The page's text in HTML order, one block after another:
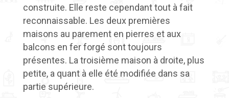
construite. Elle reste cependant tout à fait
reconnaissable. Les deux premières
maisons au parement en pierres et aux
balcons en fer forgé sont toujours
présentes. La troisième maison à droite, plus
petite, a quant à elle été modifiée dans sa
partie supérieure.